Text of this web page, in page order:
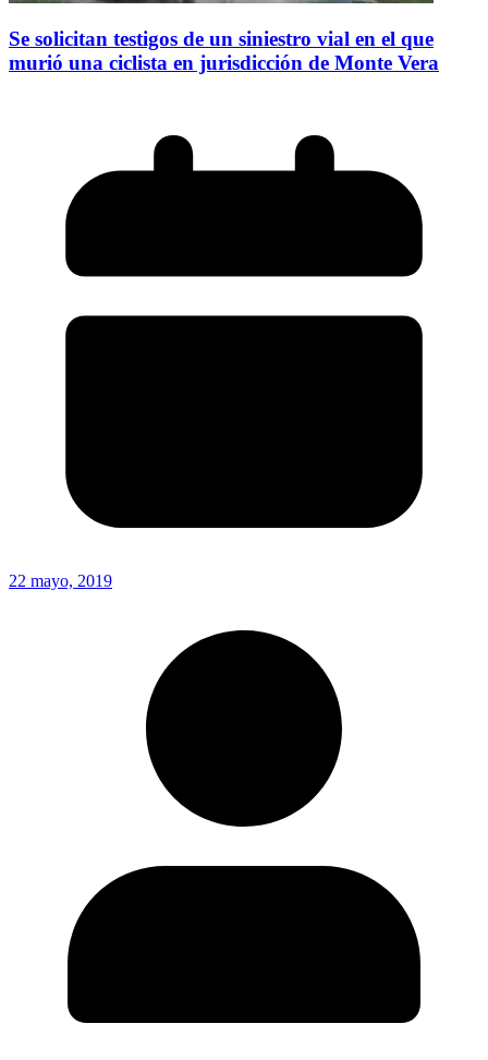
Se solicitan testigos de un siniestro vial en el que
murió una ciclista en jurisdicción de Monte Vera
22 mayo, 2019